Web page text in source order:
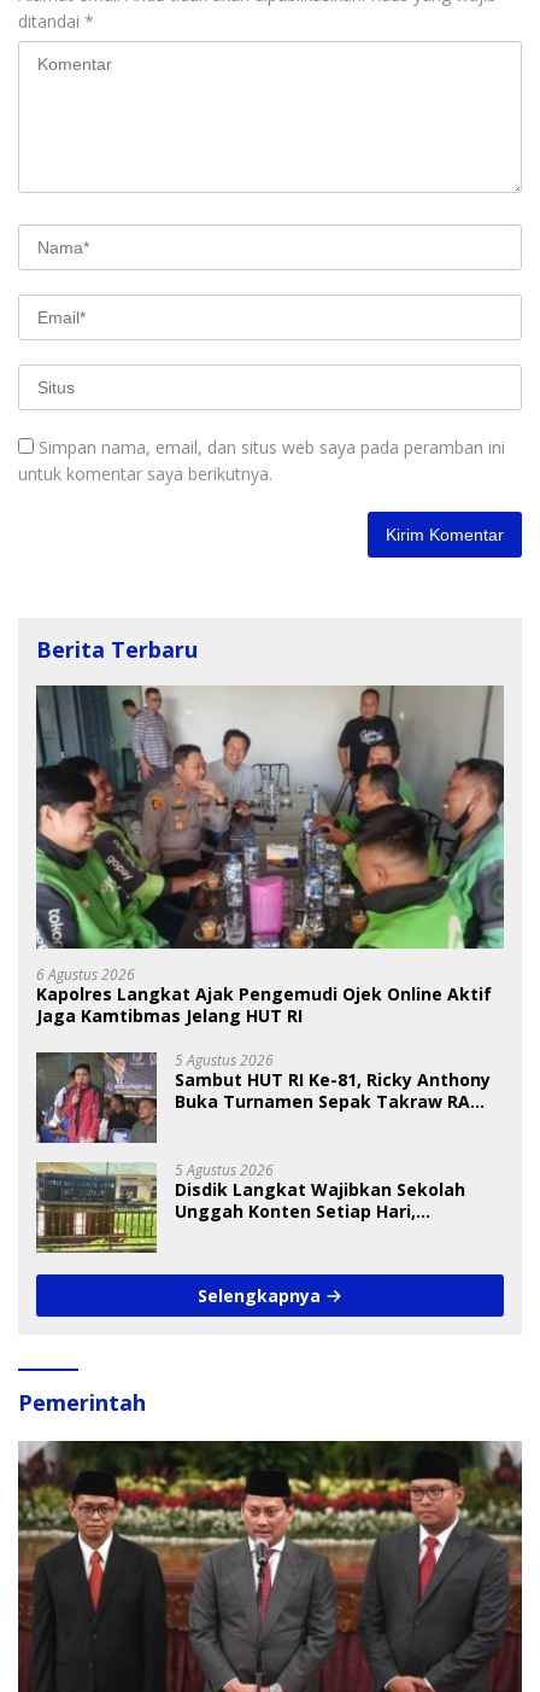
ditandai *
Simpan nama, email, dan situs web saya pada peramban ini
untuk komentar saya berikutnya.
Berita Terbaru
6 Agustus 2026
Kapolres Langkat Ajak Pengemudi Ojek Online Aktif
Jaga Kamtibmas Jelang HUT RI
5 Agustus 2026
Sambut HUT RI Ke-81, Ricky Anthony
Buka Turnamen Sepak Takraw RA
5 Agustus 2026
Disdik Langkat Wajibkan Sekolah
Unggah Konten Setiap Hari,
Selengkapnya
Pemerintah